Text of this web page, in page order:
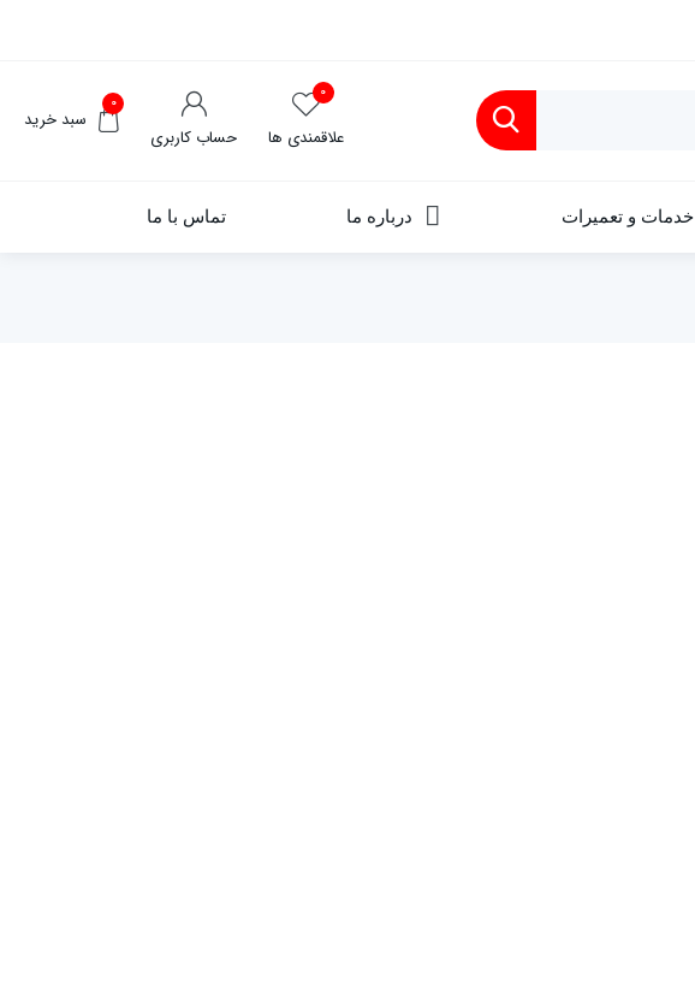
۰
سبد خرید
حساب کاربری
۰
علاقمندی ها
خدمات و تعمیرات درباره ما تماس با ما